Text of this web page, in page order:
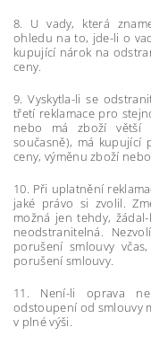
8. U vady, která
ohledu na to, jde-li o
kupující nárok na
ceny.
9. Vyskytla-li se
třetí reklamace pro
nebo má zboží větší
současně), má kupující
ceny, výměnu zboží
10. Při uplatnění
jaké právo si zvolil.
možná jen tehdy,
neodstranitelná.
porušení smlouvy
porušení smlouvy.
11. Není-li oprava
odstoupení od smlouvy
v plné výši.